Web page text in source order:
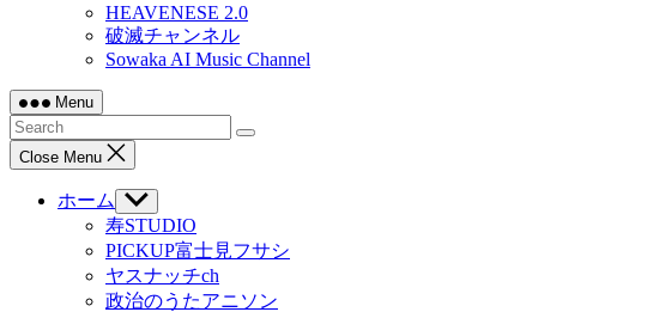
HEAVENESE 2.0
破滅チャンネル
Sowaka AI Music Channel
Menu
Close Menu
ホーム
Show
sub
menu
寿STUDIO
PICKUP富士見フサシ
ヤスナッチch
政治のうたアニソン